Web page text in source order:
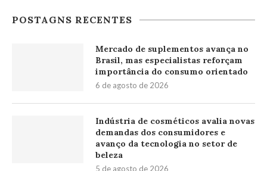
POSTAGNS RECENTES
Mercado de suplementos avança no
Brasil, mas especialistas reforçam
importância do consumo orientado
6 de agosto de 2026
Indústria de cosméticos avalia novas
demandas dos consumidores e
avanço da tecnologia no setor de
beleza
5 de agosto de 2026